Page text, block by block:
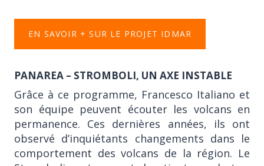
EN SAVOIR + SUR LE PROJET IDMAR
PANAREA – STROMBOLI, UN AXE INSTABLE
Grâce à ce programme, Francesco Italiano et
son équipe peuvent écouter les volcans en
permanence. Ces dernières années, ils ont
observé d’inquiétants changements dans le
comportement des volcans de la région. Le